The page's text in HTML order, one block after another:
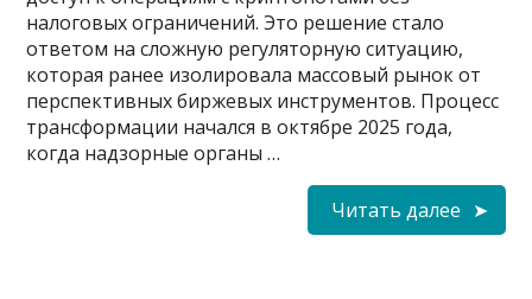
налоговых ограничений. Это решение стало
ответом на сложную регуляторную ситуацию,
которая ранее изолировала массовый рынок от
перспективных биржевых инструментов. Процесс
трансформации начался в октябре 2025 года,
когда надзорные органы …
Читать далее